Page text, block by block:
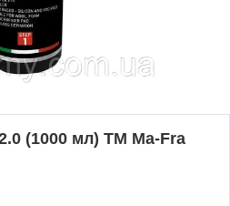
(1000 мл) ТМ Ma-Fra